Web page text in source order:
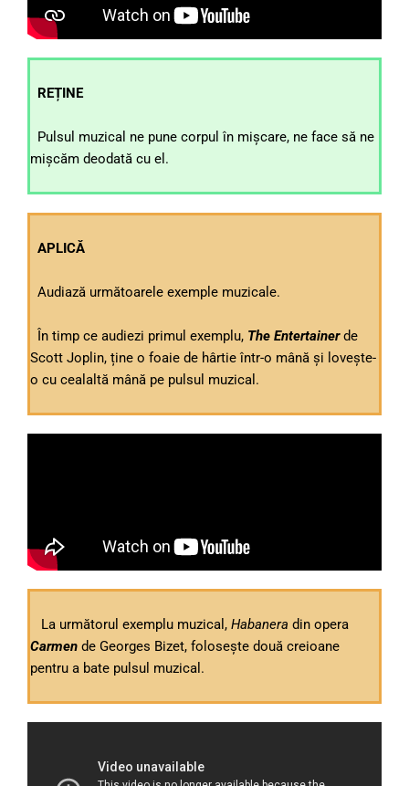
REȚINE
Pulsul muzical ne pune corpul în mișcare, ne face să ne
mișcăm deodată cu el.
APLICĂ
Audiază următoarele exemple muzicale.
În timp ce audiezi primul exemplu, The Entertainerde
Scott Joplin, ține o foaie de hârtie într-o mână și lovește-
o cu cealaltă mână pe pulsul muzical.
La următorul exemplu muzical, Habanera din opera
Carmen de Georges Bizet, folosește două creioane
pentru a bate pulsul muzical.